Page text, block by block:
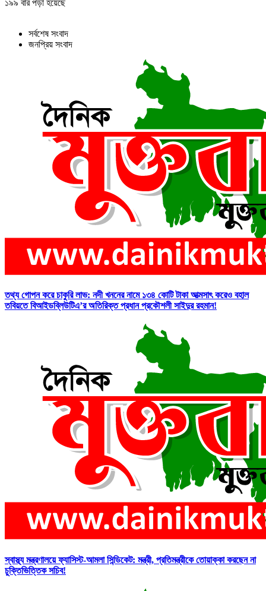
১৯৯ বার পড়া হয়েছে
সর্বশেষ সংবাদ
জনপ্রিয় সংবাদ
তথ্য গোপন করে চাকুরি লাভ: নদী খননের নামে ১৩৪ কোটি টাকা আত্মসাৎ করেও বহাল
তবিয়তে বিআইডব্লিউটিএ’র অতিরিক্ত প্রধান প্রকৌশলী সাইদুর রহমান!
স্বাস্থ্য মন্ত্রণালয়ে ফ্যাসিস্ট-আমলা সিন্ডিকেট: মন্ত্রী, প্রতিমন্ত্রীকে তোয়াক্কা করছেন না
চুক্তিভিত্তিক সচিব!